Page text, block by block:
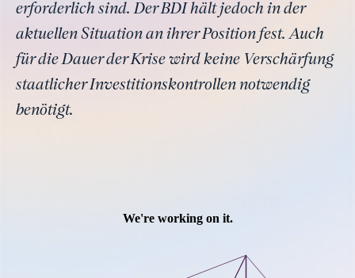
erforderlich sind. Der BDI hält jedoch in der
aktuellen Situation an ihrer Position fest. Auch
für die Dauer der Krise wird keine Verschärfung
staatlicher Investitionskontrollen notwendig
benötigt.